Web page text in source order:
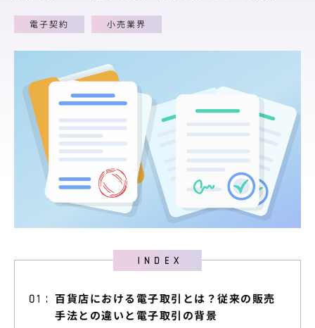
料金プラン
導入サポート
取引先展開
サポート
導入事例
資料ダウンロード
電子契約 小売業界
百貨店における電子取引とは？従来の販売
手法との違いと電子取引の背景